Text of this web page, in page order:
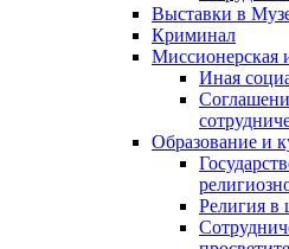
Выставки в
Криминал
Миссионерская
Иная
Образование и
Религия в